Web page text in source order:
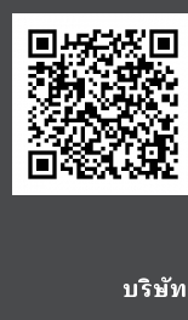
บริษั